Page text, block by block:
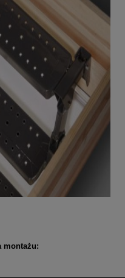
montażu: